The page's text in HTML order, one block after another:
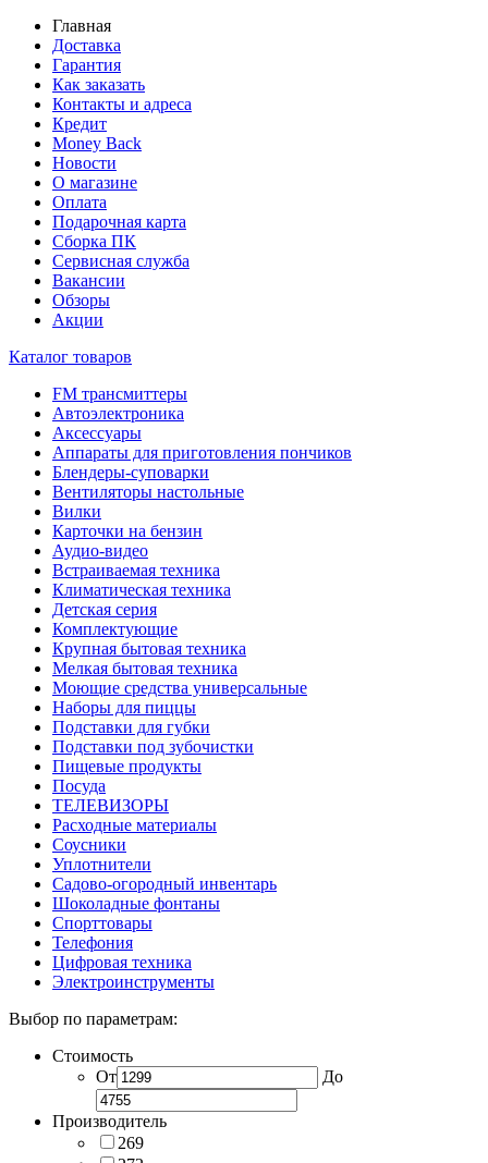
Главная
Доставка
Гарантия
Как заказать
Контакты и адреса
Кредит
Money Back
Новости
О магазине
Оплата
Подарочная карта
Сборка ПК
Сервисная служба
Вакансии
Обзоры
Акции
Каталог товаров
FM трансмиттеры
Автоэлектроника
Аксессуары
Аппараты для приготовления пончиков
Блендеры-суповарки
Вентиляторы настольные
Вилки
Карточки на бензин
Аудио-видео
Встраиваемая техника
Климатическая техника
Детская серия
Комплектующие
Крупная бытовая техника
Мелкая бытовая техника
Моющие средства универсальные
Наборы для пиццы
Подставки для губки
Подставки под зубочистки
Пищевые продукты
Посуда
ТЕЛЕВИЗОРЫ
Расходные материалы
Соусники
Уплотнители
Садово-огородный инвентарь
Шоколадные фонтаны
Спорттовары
Телефония
Цифровая техника
Электроинструменты
Выбор по параметрам:
Стоимость
От
До
Производитель
269